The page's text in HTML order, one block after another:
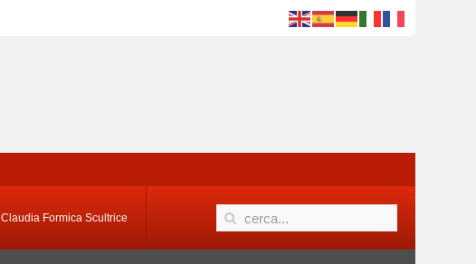
Claudia Formica Scultrice